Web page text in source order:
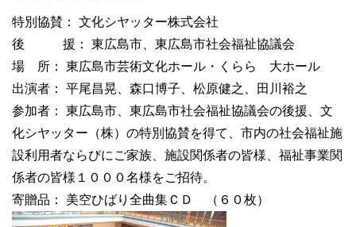
特別協賛： 文化シヤッター株式会社
後 援： 東広島市、東広島市社会福祉協議会
場 所： 東広島市芸術文化ホール・くらら 大ホール
出演者： 平尾昌晃、森口博子、松原健之、田川裕之
参加者： 東広島市、東広島市社会福祉協議会の後援、文
化シヤッター（株）の特別協賛を得て、市内の社会福祉施
設利用者ならびにご家族、施設関係者の皆様、福祉事業関
係者の皆様１０００名様をご招待。
寄贈品： 美空ひばり全曲集ＣＤ （６０枚）